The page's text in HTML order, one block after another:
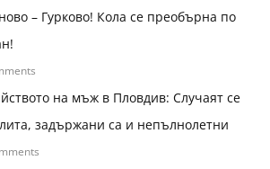
– Гурково! Кола се преобърна по
на мъж в Пловдив: Случаят се
задържани са и непълнолетни